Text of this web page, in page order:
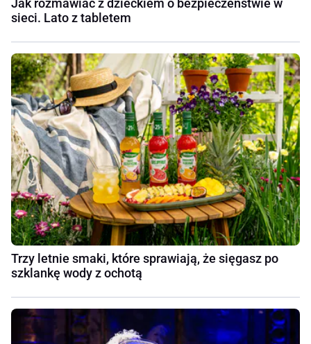
Jak rozmawiać z dzieckiem o bezpieczeństwie w
sieci. Lato z tabletem
Trzy letnie smaki, które sprawiają, że sięgasz po
szklankę wody z ochotą